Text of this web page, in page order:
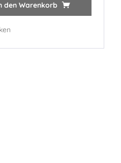
den Warenkorb